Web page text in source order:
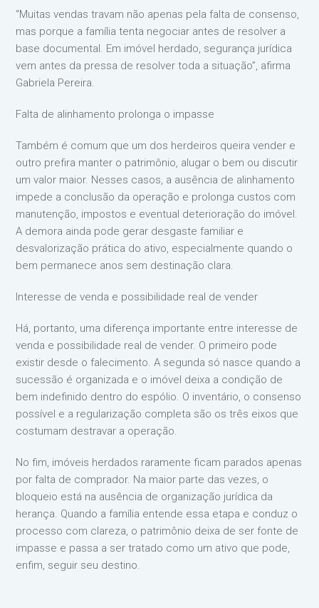
“Muitas vendas travam não apenas pela falta de consenso,
mas porque a família tenta negociar antes de resolver a
base documental. Em imóvel herdado, segurança jurídica
vem antes da pressa de resolver toda a situação”, afirma
Gabriela Pereira.
Falta de alinhamento prolonga o impasse
Também é comum que um dos herdeiros queira vender e
outro prefira manter o patrimônio, alugar o bem ou discutir
um valor maior. Nesses casos, a ausência de alinhamento
impede a conclusão da operação e prolonga custos com
manutenção, impostos e eventual deterioração do imóvel.
A demora ainda pode gerar desgaste familiar e
desvalorização prática do ativo, especialmente quando o
bem permanece anos sem destinação clara.
Interesse de venda e possibilidade real de vender
Há, portanto, uma diferença importante entre interesse de
venda e possibilidade real de vender. O primeiro pode
existir desde o falecimento. A segunda só nasce quando a
sucessão é organizada e o imóvel deixa a condição de
bem indefinido dentro do espólio. O inventário, o consenso
possível e a regularização completa são os três eixos que
costumam destravar a operação.
No fim, imóveis herdados raramente ficam parados apenas
por falta de comprador. Na maior parte das vezes, o
bloqueio está na ausência de organização jurídica da
herança. Quando a família entende essa etapa e conduz o
processo com clareza, o patrimônio deixa de ser fonte de
impasse e passa a ser tratado como um ativo que pode,
enfim, seguir seu destino.